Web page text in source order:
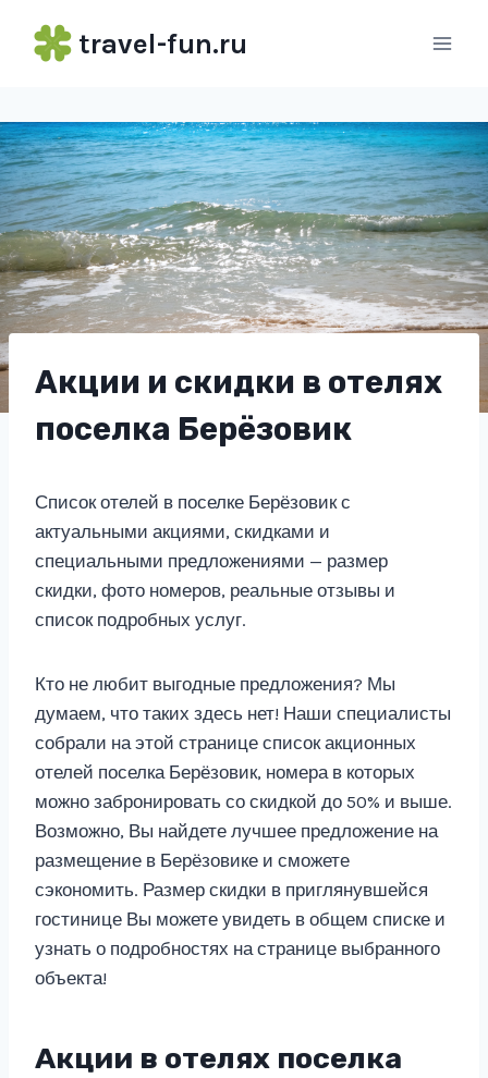
travel-fun.ru
Акции и скидки в отелях
поселка Берёзовик
Список отелей в поселке Берёзовик с
актуальными акциями, скидками и
специальными предложениями — размер
скидки, фото номеров, реальные отзывы и
список подробных услуг.
Кто не любит выгодные предложения? Мы
думаем, что таких здесь нет! Наши специалисты
собрали на этой странице список акционных
отелей поселка Берёзовик, номера в которых
можно забронировать со скидкой до 50% и выше.
Возможно, Вы найдете лучшее предложение на
размещение в Берёзовике и сможете
сэкономить. Размер скидки в приглянувшейся
гостинице Вы можете увидеть в общем списке и
узнать о подробностях на странице выбранного
объекта!
Акции в отелях поселка